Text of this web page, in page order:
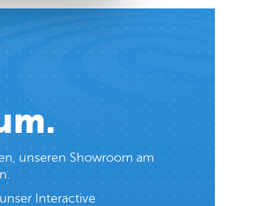
unseren Showroom am
Interactive